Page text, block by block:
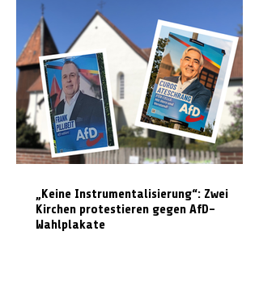
„Keine Instrumentalisierung“: Zwei
Kirchen protestieren gegen AfD-
Wahlplakate